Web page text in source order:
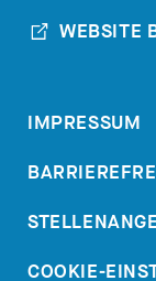
WEBSITE
IMPRESSUM
COOKIE-